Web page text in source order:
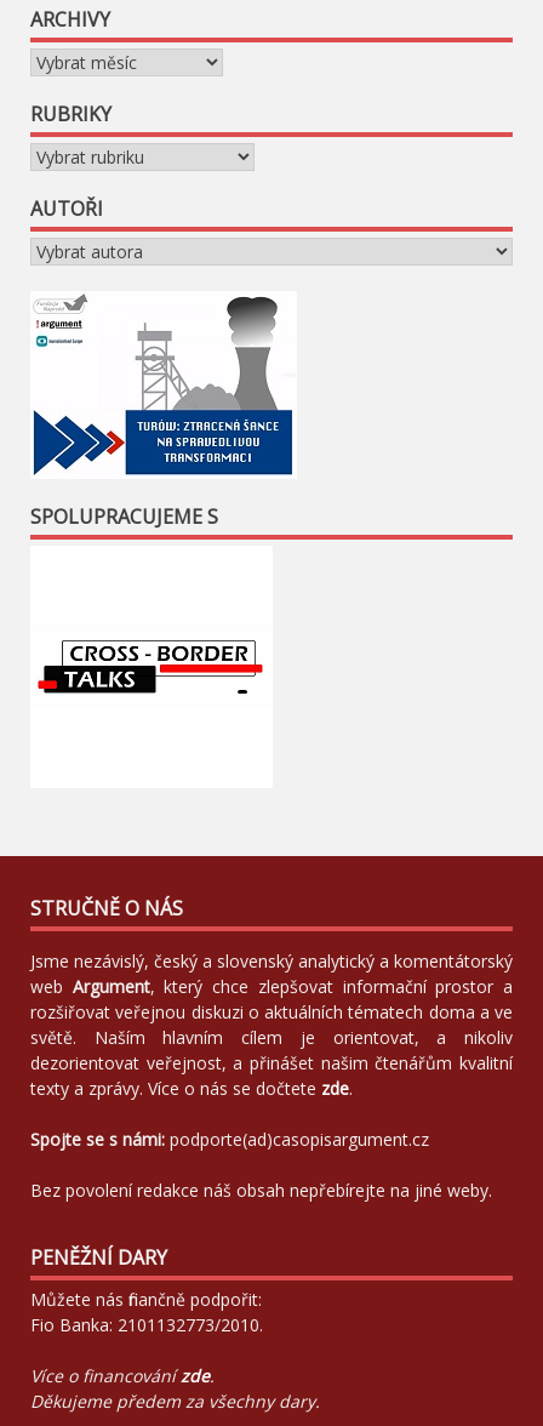
ARCHIVY
Archivy
RUBRIKY
Rubriky
AUTOŘI
SPOLUPRACUJEME S
STRUČNĚ O NÁS
Jsme nezávislý, český a slovenský analytický a komentátorský
web Argument, který chce zlepšovat informační prostor a
rozšiřovat veřejnou diskuzi o aktuálních tématech doma a ve
světě. Naším hlavním cílem je orientovat, a nikoliv
dezorientovat veřejnost, a přinášet našim čtenářům kvalitní
texty a zprávy. Více o nás se dočtete zde.
Spojte se s námi: podporte(ad)casopisargument.cz
Bez povolení redakce náš obsah nepřebírejte na jiné weby.
PENĚŽNÍ DARY
Můžete nás finančně podpořit:
Fio Banka: 2101132773/2010.
Více o financovánízde.
Děkujeme předem za všechny dary.